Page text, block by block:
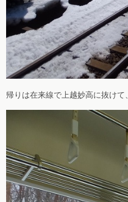
帰りは在来線で上越妙高に抜けて、